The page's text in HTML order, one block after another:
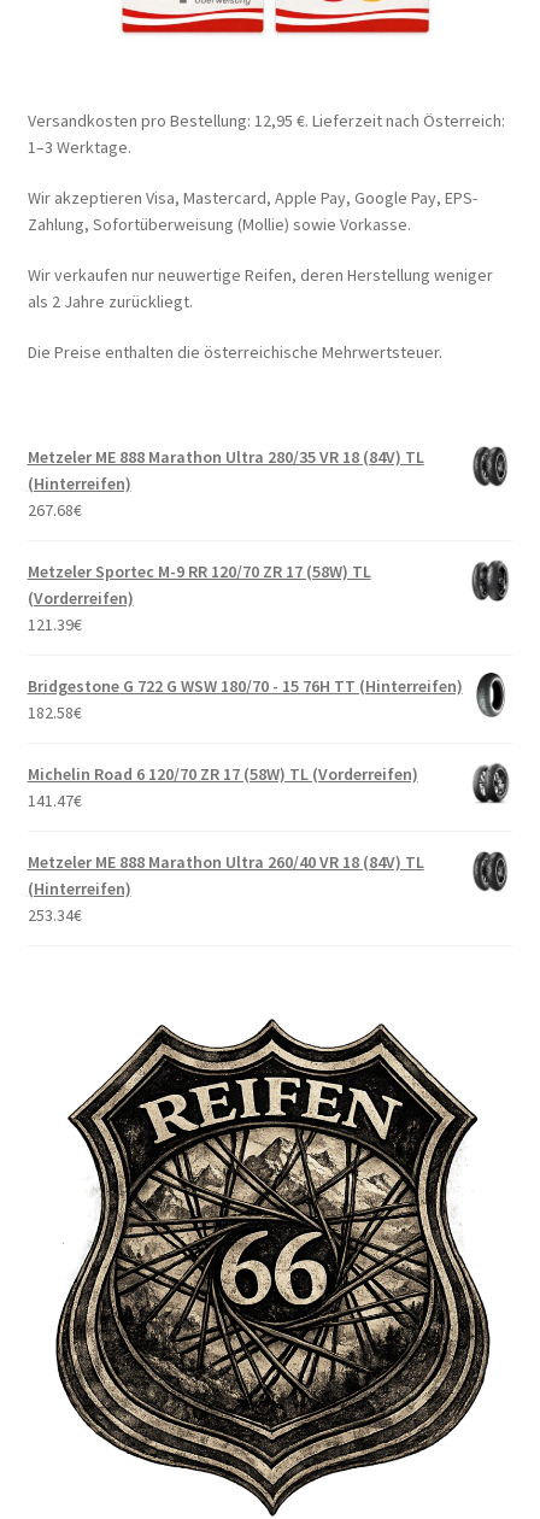
Versandkosten pro Bestellung: 12,95 €. Lieferzeit nach Österreich:
1–3 Werktage.
Wir akzeptieren Visa, Mastercard, Apple Pay, Google Pay, EPS-
Zahlung, Sofortüberweisung (Mollie) sowie Vorkasse.
Wir verkaufen nur neuwertige Reifen, deren Herstellung weniger
als 2 Jahre zurückliegt.
Die Preise enthalten die österreichische Mehrwertsteuer.
Metzeler ME 888 Marathon Ultra 280/35 VR 18 (84V) TL
(Hinterreifen)
267.68€
Metzeler Sportec M-9 RR 120/70 ZR 17 (58W) TL
(Vorderreifen)
121.39€
Bridgestone G 722 G WSW 180/70 - 15 76H TT (Hinterreifen)
182.58€
Michelin Road 6 120/70 ZR 17 (58W) TL (Vorderreifen)
141.47€
Metzeler ME 888 Marathon Ultra 260/40 VR 18 (84V) TL
(Hinterreifen)
253.34€